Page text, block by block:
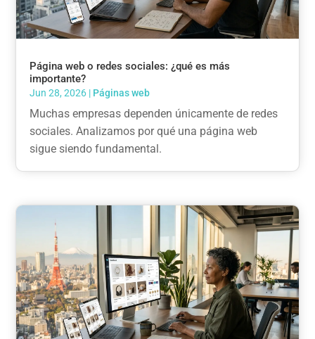
Página web o redes sociales: ¿qué es más
importante?
Jun 28, 2026 | Páginas web
Muchas empresas dependen únicamente de redes
sociales. Analizamos por qué una página web
sigue siendo fundamental.